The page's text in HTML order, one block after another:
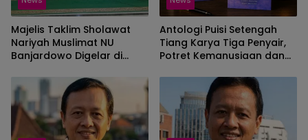
Majelis Taklim Sholawat
Nariyah Muslimat NU
Banjardowo Digelar di
Antologi Puisi Setengah
Tiang Karya Tiga Penyair,
Potret Kemanusiaan dan